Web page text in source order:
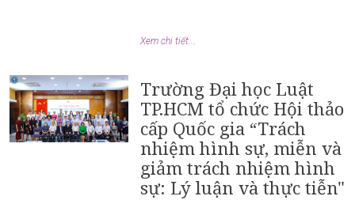
Xem chi tiết...
Trường Đại học Luật
TP.HCM tổ chức Hội thảo
cấp Quốc gia “Trách
nhiệm hình sự, miễn và
giảm trách nhiệm hình
sự: Lý luận và thực tiễn"